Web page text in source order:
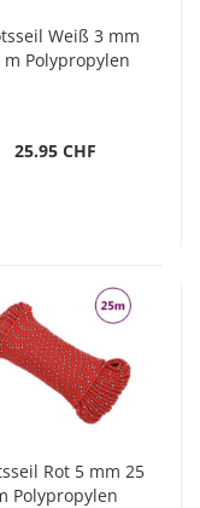
Weiß 3 mm
m Polypropylen
25.95 CHF
Rot 5 mm 25
Polypropylen